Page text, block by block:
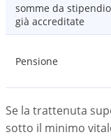
somme da stipendio
già accreditate
Pensione
Se la trattenuta
sotto il minimo